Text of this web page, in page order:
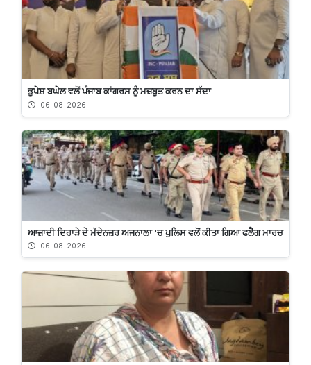
ਭੂਪੇਸ਼ ਬਘੇਲ ਵਲੋਂ ਪੰਜਾਬ ਕਾਂਗਰਸ ਨੂੰ ਮਜ਼ਬੂਤ ਕਰਨ ਦਾ ਸੱਦਾ
06-08-2026
ਆਜ਼ਾਦੀ ਦਿਹਾੜੇ ਦੇ ਮੱਦੇਨਜ਼ਰ ਅਜਨਾਲਾ 'ਚ ਪੁਲਿਸ ਵਲੋਂ ਕੀਤਾ ਗਿਆ ਫਲੈਗ ਮਾਰਚ
06-08-2026